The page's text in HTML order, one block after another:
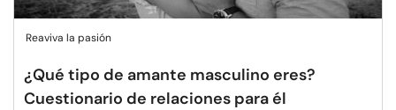
Reaviva la pasión
¿Qué tipo de amante masculino eres?
Cuestionario de relaciones para él